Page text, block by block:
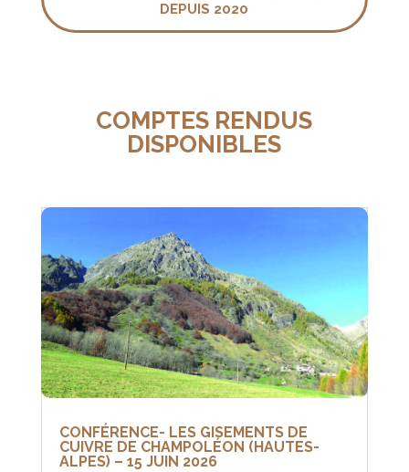
DEPUIS 2020
COMPTES RENDUS
DISPONIBLES
CONFÉRENCE- LES GISEMENTS DE
CUIVRE DE CHAMPOLÉON (HAUTES-
ALPES) – 15 JUIN 2026